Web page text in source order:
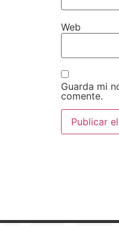
Web
Guarda mi
comente.